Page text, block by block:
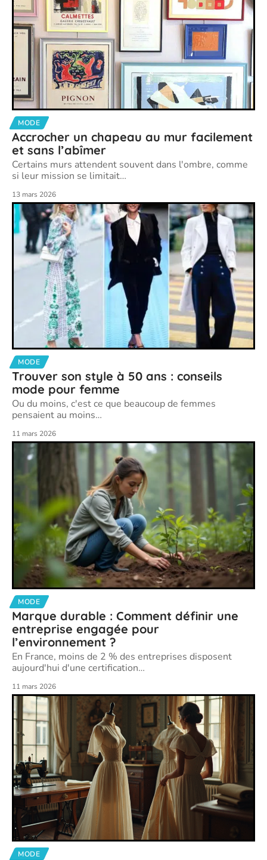
MODE
Accrocher un chapeau au mur facilement
et sans l’abîmer
Certains murs attendent souvent dans l'ombre, comme
si leur mission se limitait…
13 mars 2026
MODE
Trouver son style à 50 ans : conseils
mode pour femme
Ou du moins, c'est ce que beaucoup de femmes
pensaient au moins…
11 mars 2026
MODE
Marque durable : Comment définir une
entreprise engagée pour
l’environnement ?
En France, moins de 2 % des entreprises disposent
aujourd'hui d'une certification…
11 mars 2026
MODE